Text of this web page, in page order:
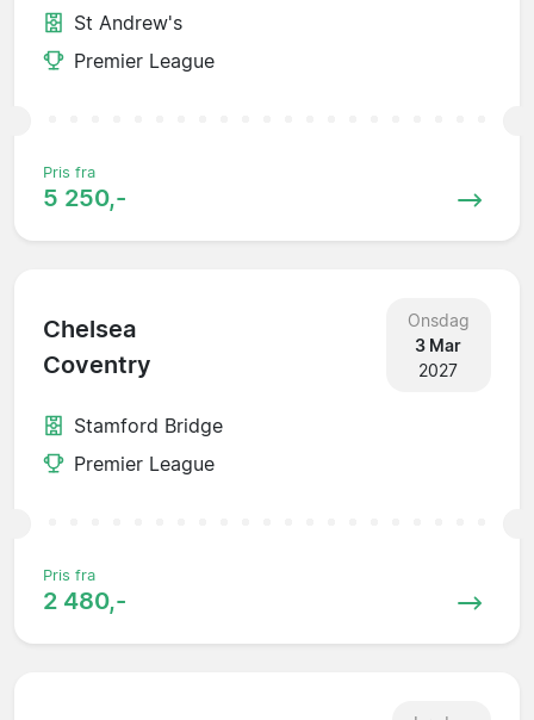
St Andrew's
Premier League
Pris fra
5 250,-
Chelsea
Coventry
Onsdag
3 Mar
2027
Stamford Bridge
Premier League
Pris fra
2 480,-